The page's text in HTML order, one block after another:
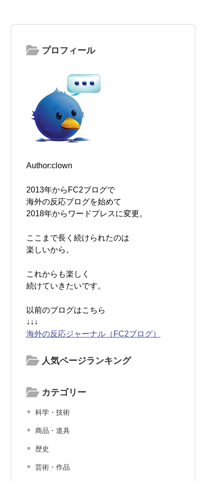
プロフィール
Author:clown
2013年からFC2ブログで
海外の反応ブログを始めて
2018年からワードプレスに変更。
ここまで長く続けられたのは
楽しいから。
これからも楽しく
続けていきたいです。
以前のブログはこちら
↓↓↓
海外の反応ジャーナル（FC2ブログ）
人気ページランキング
カテゴリー
科学・技術
商品・道具
歴史
芸術・作品